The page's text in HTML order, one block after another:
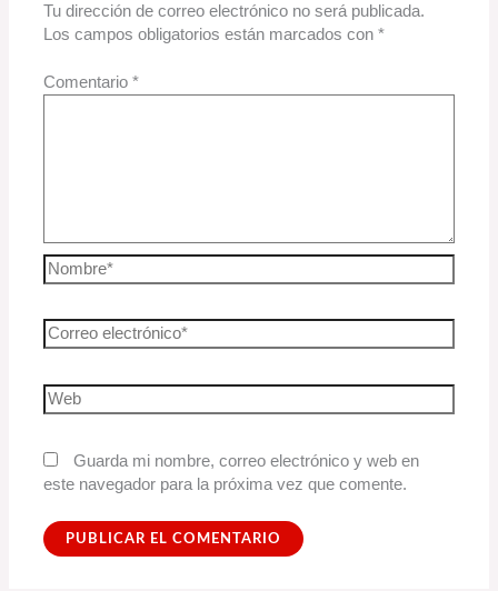
Tu dirección de correo electrónico no será publicada.
Los campos obligatorios están marcados con*
Comentario*
Guarda mi nombre, correo electrónico y web en
este navegador para la próxima vez que comente.